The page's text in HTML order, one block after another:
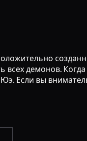
демонов.
Если вы